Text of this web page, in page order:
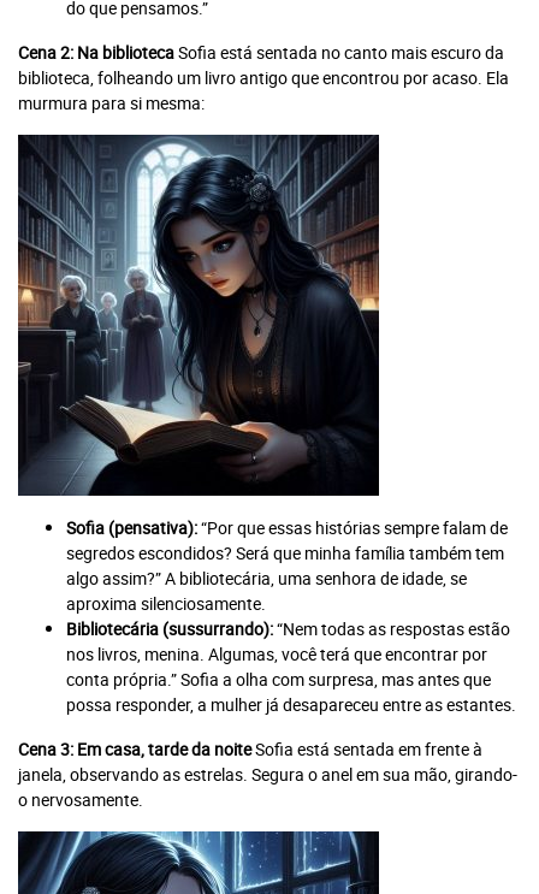
do que pensamos.”
Cena 2: Na bibliotecaSofia está sentada no canto mais escuro da
biblioteca, folheando um livro antigo que encontrou por acaso. Ela
murmura para si mesma:
Sofia (pensativa):“Por que essas histórias sempre falam de
segredos escondidos? Será que minha família também tem
algo assim?” A bibliotecária, uma senhora de idade, se
aproxima silenciosamente.
Bibliotecária (sussurrando):“Nem todas as respostas estão
nos livros, menina. Algumas, você terá que encontrar por
conta própria.” Sofia a olha com surpresa, mas antes que
possa responder, a mulher já desapareceu entre as estantes.
Cena 3: Em casa, tarde da noiteSofia está sentada em frente à
janela, observando as estrelas. Segura o anel em sua mão, girando-
o nervosamente.
Você atingiu o limite de acessos
gratuitos!
Assine e tenha acesso ilimitado aos conteúdos Planeta
Notícia.
Recomendado
Jornal
Impresso +
Portal +
Plataforma
Leia Mais
Plano anual:
R$ 280.00 ou
10x R$ 28,00
Jornal
Impresso +
Digital
Plano anual:
R$ 240.00 ou
10x R$ 24,00
Digital